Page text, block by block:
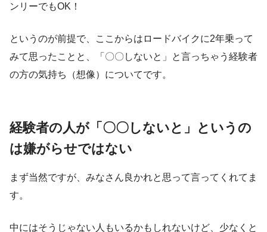
ンリーでもOK！
というのが前提で、ここからはロードバイクに2年乗って
みて思ったことと、「〇〇しないと」と言っちゃう経験者
の方の気持ち（想像）についてです。
経験者の人が「〇〇しないと」というの
は嫌がらせではない
まず当然ですが、みなさん良かれと思って言ってくれてま
す。
中にはそうじゃない人もいるかもしれないけど、少なくと